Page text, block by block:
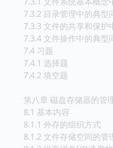
7.3.2 目录管理中的典型
7.3.3 文件的共享和保护
7.3.4 文件操作中的典型
7.4 习题
7.4.1 选择题
7.4.2 填空题
第八章 磁盘存储器的管
8.1 基本内容
8.1.1 外存的组织方式
8.1.2 文件存储空间的管